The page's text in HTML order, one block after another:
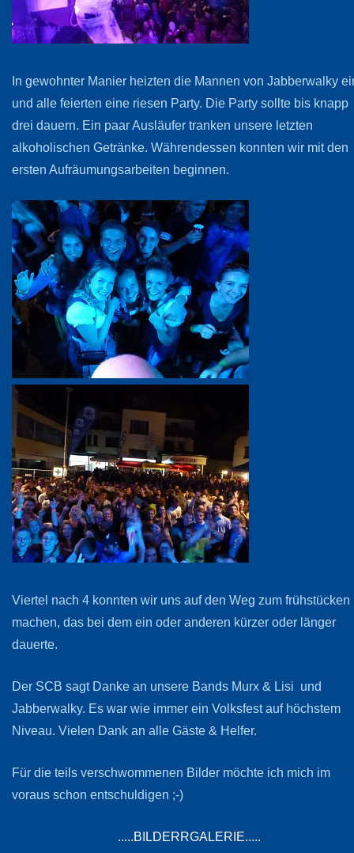
In gewohnter Manier heizten die Mannen von Jabberwalky
und alle feierten eine riesen Party. Die Party sollte bis knapp
drei dauern. Ein paar Ausläufer tranken unsere letzten
alkoholischen Getränke. Währendessen konnten wir mit den
ersten Aufräumungsarbeiten beginnen.
Viertel nach 4 konnten wir uns auf den Weg zum frühstücken
machen, das bei dem ein oder anderen kürzer oder länger
dauerte.
Der SCB sagt Danke an unsere Bands Murx & Lisi und
Jabberwalky. Es war wie immer ein Volksfest auf höchstem
Niveau. Vielen Dank an alle Gäste & Helfer.
Für die teils verschwommenen Bilder möchte ich mich im
voraus schon entschuldigen ;-)
.....BILDERRGALERIE.....